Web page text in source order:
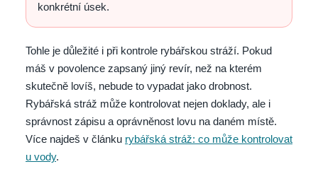
konkrétní úsek.
Tohle je důležité i při kontrole rybářskou stráží. Pokud
máš v povolence zapsaný jiný revír, než na kterém
skutečně lovíš, nebude to vypadat jako drobnost.
Rybářská stráž může kontrolovat nejen doklady, ale i
správnost zápisu a oprávněnost lovu na daném místě.
Více najdeš v článku rybářská stráž: co může kontrolovat
u vody.